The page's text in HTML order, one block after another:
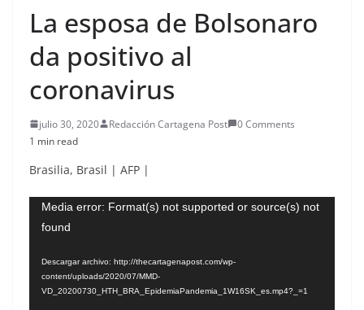
La esposa de Bolsonaro
da positivo al
coronavirus
julio 30, 2020 Redacción Cartagena Post
0 Comments
1 min read
Brasilia, Brasil | AFP |
Reproductor
de
Media error: Format(s) not supported or source(s) not
found
Descargar archivo: http://thecartagenapost.com/wp-
content/uploads/2020/07/MMD-
VD_20200730_HTH_BRA_EpidemiaPandemia_1W16SK_es.mp4?_=1